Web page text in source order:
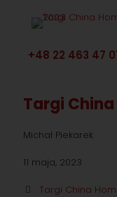
+48 22 463 47
Targi China
Michał Piekarek
11 maja, 2023
Targi China